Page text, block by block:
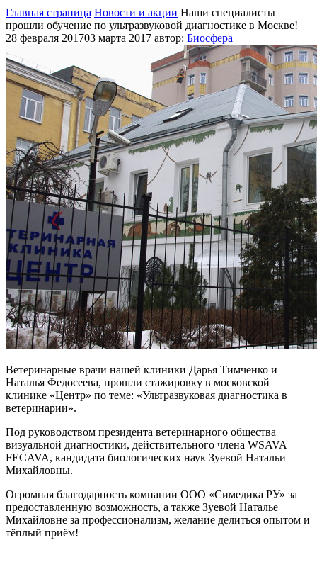
Главная страница Новости и акции Наши специалисты
прошли обучение по ультразвуковой диагностике в Москве!
28 февраля 201703 марта 2017 автор: Биосфера
Ветеринарные врачи нашей клиники Дарья Тимченко и
Наталья Федосеева, прошли стажировку в московской
клинике «Центр» по теме: «Ультразвуковая диагностика в
ветеринарии».
Под руководством президента ветеринарного общества
визуальной диагностики, действительного члена WSAVA
FECAVA, кандидата биологических наук Зуевой Натальи
Михайловны.
Огромная благодарность компании ООО «Симедика РУ» за
предоставленную возможность, а также Зуевой Наталье
Михайловне за профессионализм, желание делиться опытом и
тёплый приём!